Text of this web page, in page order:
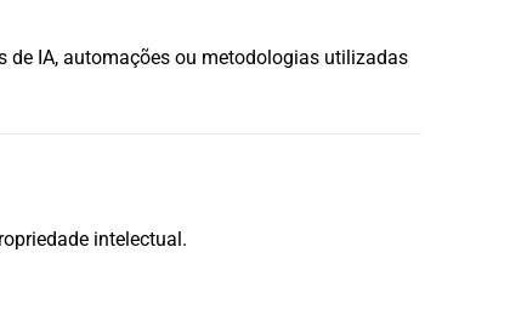
de IA, automações ou metodologias utilizadas
intelectual.